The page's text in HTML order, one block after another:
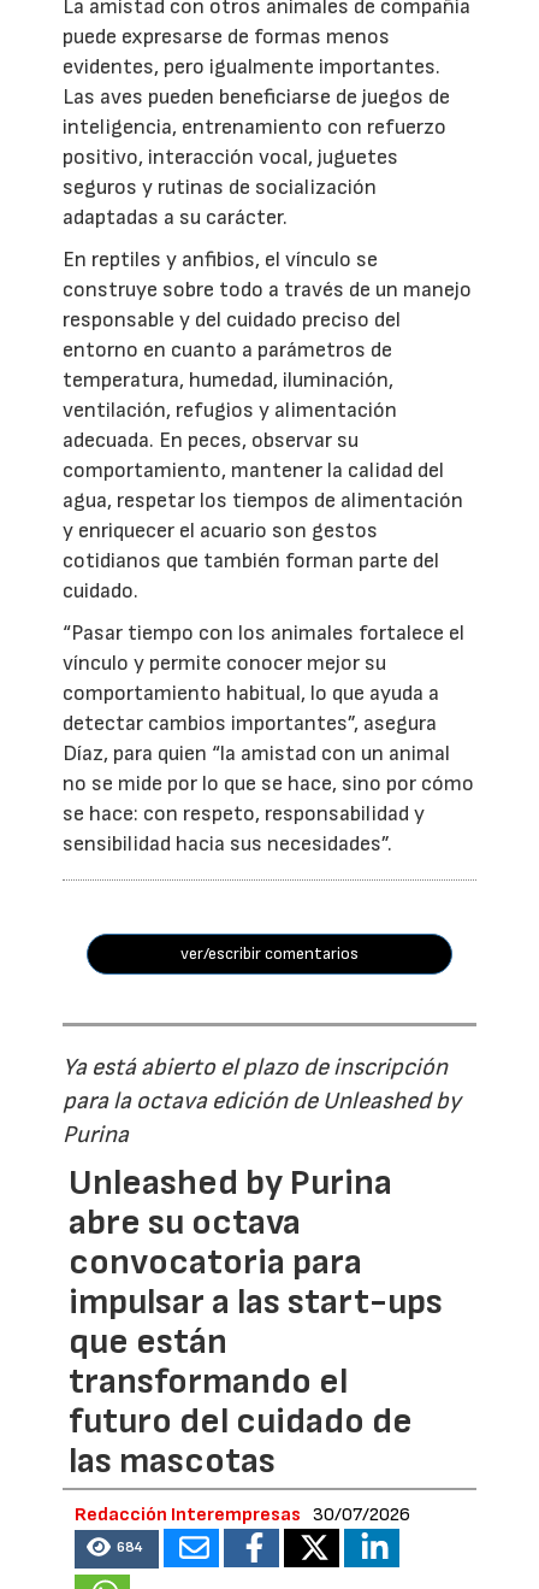
La amistad con otros animales de compañía
puede expresarse de formas menos
evidentes, pero igualmente importantes.
Las aves pueden beneficiarse de juegos de
inteligencia, entrenamiento con refuerzo
positivo, interacción vocal, juguetes
seguros y rutinas de socialización
adaptadas a su carácter.
En reptiles y anfibios, el vínculo se
construye sobre todo a través de un manejo
responsable y del cuidado preciso del
entorno en cuanto a parámetros de
temperatura, humedad, iluminación,
ventilación, refugios y alimentación
adecuada. En peces, observar su
comportamiento, mantener la calidad del
agua, respetar los tiempos de alimentación
y enriquecer el acuario son gestos
cotidianos que también forman parte del
cuidado.
“Pasar tiempo con los animales fortalece el
vínculo y permite conocer mejor su
comportamiento habitual, lo que ayuda a
detectar cambios importantes”, asegura
Díaz, para quien “la amistad con un animal
no se mide por lo que se hace, sino por cómo
se hace: con respeto, responsabilidad y
sensibilidad hacia sus necesidades”.
ver/escribir comentarios
Ya está abierto el plazo de inscripción
para la octava edición de Unleashed by
Purina
Unleashed by Purina
abre su octava
convocatoria para
impulsar a las start-ups
que están
transformando el
futuro del cuidado de
las mascotas
Redacción Interempresas 30/07/2026
684